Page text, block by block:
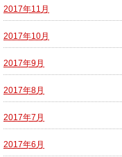
2017年11月
2017年10月
2017年9月
2017年8月
2017年7月
2017年6月